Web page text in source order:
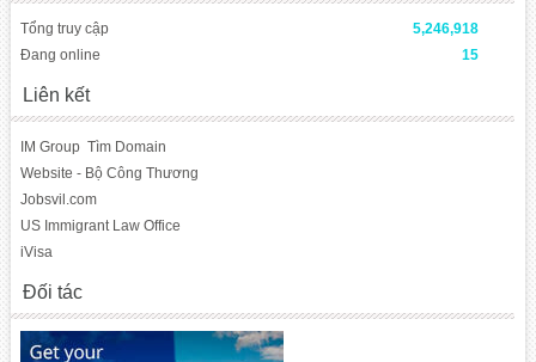
Tổng truy cập
5,246,918
Đang online
15
Liên kết
IM Group Tìm Domain
Website - Bộ Công Thương
Jobsvil.com
US Immigrant Law Office
iVisa
Đối tác